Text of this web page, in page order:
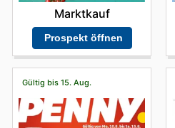
Marktkauf
Prospekt öffnen
Gültig bis 15. Aug.